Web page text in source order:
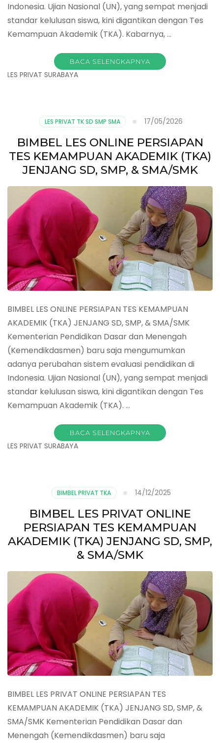
Indonesia. Ujian Nasional (UN), yang sempat menjadi
standar kelulusan siswa, kini digantikan dengan Tes
Kemampuan Akademik (TKA). Kabarnya, …
BACA SELENGKAPNYA
LES PRIVAT SURABAYA
LES PRIVAT TK SD SMP SMA 17/05/2026
BIMBEL LES ONLINE PERSIAPAN
TES KEMAMPUAN AKADEMIK (TKA)
JENJANG SD, SMP, & SMA/SMK
BIMBEL LES ONLINE PERSIAPAN TES KEMAMPUAN
AKADEMIK (TKA) JENJANG SD, SMP, & SMA/SMK
Kementerian Pendidikan Dasar dan Menengah
(Kemendikdasmen) baru saja mengumumkan
adanya perubahan sistem evaluasi pendidikan di
Indonesia. Ujian Nasional (UN), yang sempat menjadi
standar kelulusan siswa, kini digantikan dengan Tes
Kemampuan Akademik (TKA). …
BACA SELENGKAPNYA
LES PRIVAT SURABAYA
BIMBEL PRIVAT TKA 14/12/2025
BIMBEL LES PRIVAT ONLINE
PERSIAPAN TES KEMAMPUAN
AKADEMIK (TKA) JENJANG SD, SMP,
& SMA/SMK
BIMBEL LES PRIVAT ONLINE PERSIAPAN TES
KEMAMPUAN AKADEMIK (TKA) JENJANG SD, SMP, &
SMA/SMK Kementerian Pendidikan Dasar dan
Menengah (Kemendikdasmen) baru saja